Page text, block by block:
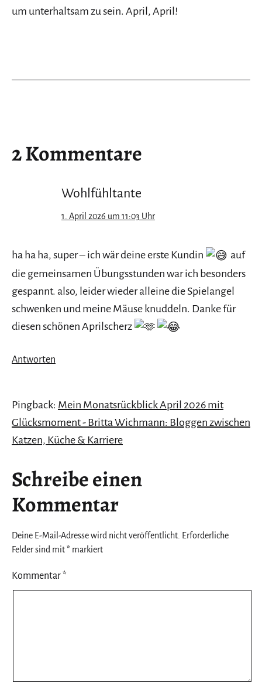
um unterhaltsam zu sein. April, April!
2 Kommentare
Wohlfühltante
1. April 2026 um 11:03 Uhr
ha ha ha, super – ich wär deine erste Kundin
auf
die gemeinsamen Übungsstunden war ich besonders
gespannt. also, leider wieder alleine die Spielangel
schwenken und meine Mäuse knuddeln. Danke für
diesen schönen Aprilscherz
Antworten
Pingback: Mein Monatsrückblick April 2026 mit
Glücksmoment - Britta Wichmann: Bloggen zwischen
Katzen, Küche & Karriere
Schreibe einen
Kommentar
Deine E-Mail-Adresse wird nicht veröffentlicht. Erforderliche
Felder sind mit* markiert
Kommentar*